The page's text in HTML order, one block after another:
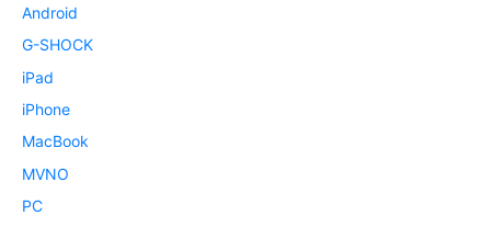
Android
G-SHOCK
iPad
iPhone
MacBook
MVNO
PC